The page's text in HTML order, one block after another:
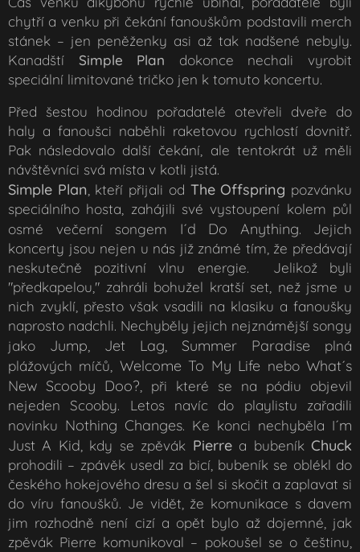
chytří a venku při čekání fanouškům podstavili merch
stánek – jen peněženky asi až tak nadšené nebyly.
Kanadští Simple Plan dokonce nechali vyrobit
speciální limitované tričko jen k tomuto koncertu.
Před šestou hodinou pořadatelé otevřeli dveře do
haly a fanoušci naběhli raketovou rychlostí dovnitř.
Pak následovalo další čekání, ale tentokrát už měli
návštěvníci svá místa v kotli jistá.
Simple Plan, kteří přijali od The Offspring pozvánku
speciálního hosta, zahájili své vystoupení kolem půl
osmé večerní songem I´d Do Anything. Jejich
koncerty jsou nejen u nás již známé tím, že předávají
neskutečně pozitivní vlnu energie. Jelikož byli
"předkapelou," zahráli bohužel kratší set, než jsme u
nich zvyklí, přesto však vsadili na klasiku a fanoušky
naprosto nadchli. Nechyběly jejich nejznámější songy
jako Jump, Jet Lag, Summer Paradise plná
plážových míčů, Welcome To My Life neboWhat´s
New Scooby Doo?, při které se na pódiu objevil
nejeden Scooby. Letos navíc do playlistu zařadili
novinku Nothing Changes. Ke konci nechyběla I´m
Just A Kid, kdy se zpěvák Pierrea bubeníkChuck
prohodili – zpávěk usedl za bicí, bubeník se oblékl do
českého hokejového dresu a šel si skočit a zaplavat si
do víru fanoušků. Je vidět, že komunikace s davem
jim rozhodně není cizí a opět bylo až dojemné, jak
zpěvák Pierre komunikoval – pokoušel se o češtinu,